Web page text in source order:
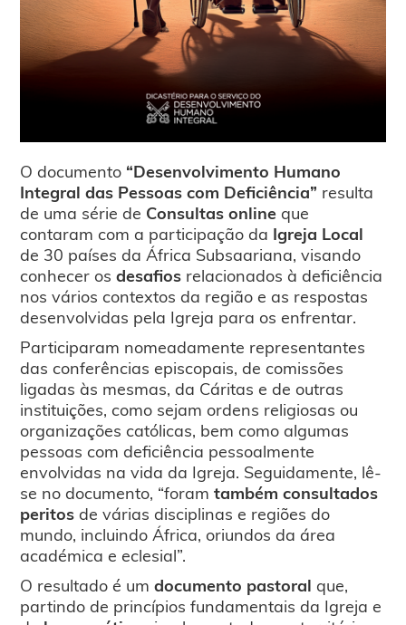
O documento “Desenvolvimento Humano
Integral das Pessoas com Deficiência” resulta
de uma série de Consultas online que
contaram com a participação da Igreja Local
de 30 países da África Subsaariana, visando
conhecer os desafios relacionados à deficiência
nos vários contextos da região e as respostas
desenvolvidas pela Igreja para os enfrentar.
Participaram nomeadamente representantes
das conferências episcopais, de comissões
ligadas às mesmas, da Cáritas e de outras
instituições, como sejam ordens religiosas ou
organizações católicas, bem como algumas
pessoas com deficiência pessoalmente
envolvidas na vida da Igreja. Seguidamente, lê-
se no documento, “foramtambém consultados
peritosde várias disciplinas e regiões do
mundo, incluindo África, oriundos da área
académica e eclesial”.
O resultado é umdocumento pastoral que,
partindo de princípios fundamentais da Igreja e